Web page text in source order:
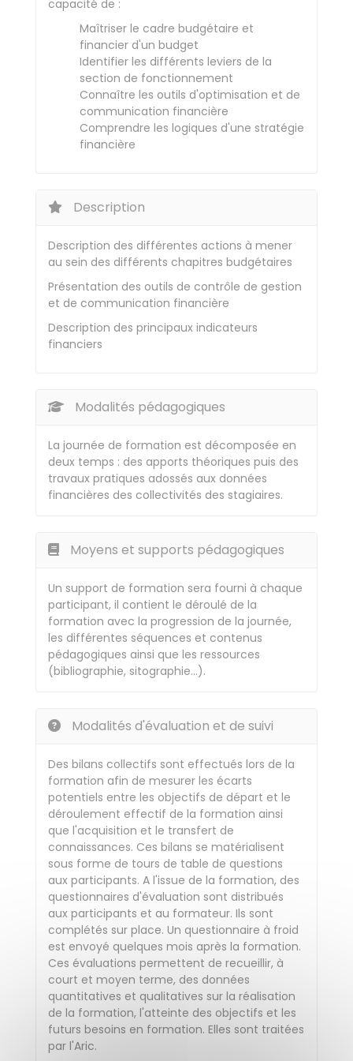
capacité de :
Maîtriser le cadre budgétaire et
financier d'un budget
Identifier les différents leviers de la
section de fonctionnement
Connaître les outils d'optimisation et de
communication financière
Comprendre les logiques d'une stratégie
financière
Description
Description des différentes actions à mener
au sein des différents chapitres budgétaires
Présentation des outils de contrôle de gestion
et de communication financière
Description des principaux indicateurs
financiers
Modalités pédagogiques
La journée de formation est décomposée en
deux temps : des apports théoriques puis des
travaux pratiques adossés aux données
financières des collectivités des stagiaires.
Moyens et supports pédagogiques
Un support de formation sera fourni à chaque
participant, il contient le déroulé de la
formation avec la progression de la journée,
les différentes séquences et contenus
pédagogiques ainsi que les ressources
(bibliographie, sitographie…).
Modalités d'évaluation et de suivi
Des bilans collectifs sont effectués lors de la
formation afin de mesurer les écarts
potentiels entre les objectifs de départ et le
déroulement effectif de la formation ainsi
que l'acquisition et le transfert de
connaissances. Ces bilans se matérialisent
sous forme de tours de table de questions
aux participants. A l'issue de la formation, des
questionnaires d'évaluation sont distribués
aux participants et au formateur. Ils sont
complétés sur place. Un questionnaire à froid
est envoyé quelques mois après la formation.
Ces évaluations permettent de recueillir, à
court et moyen terme, des données
quantitatives et qualitatives sur la réalisation
de la formation, l'atteinte des objectifs et les
futurs besoins en formation. Elles sont traitées
par l'Aric.